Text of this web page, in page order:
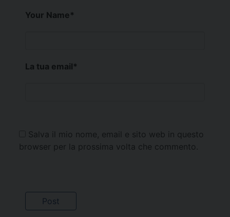
Your Name*
La tua email*
Salva il mio nome, email e sito web in questo
browser per la prossima volta che commento.